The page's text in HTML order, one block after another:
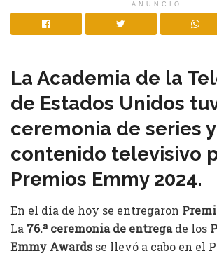
ANUNCIO
La Academia de la
de Estados Unidos
ceremonia de series y
contenido televisivo
Premios Emmy 2024.
En el día de hoy se entregaron
La 76.ª ceremonia de entregade los
Emmy Awardsse llevó a cabo en el